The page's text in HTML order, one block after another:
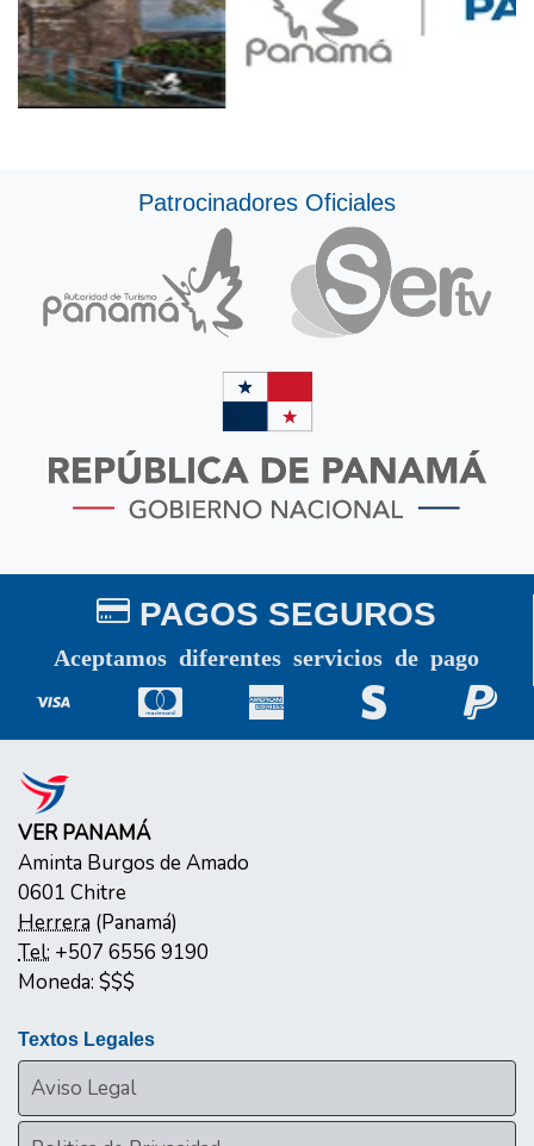
Patrocinadores Oficiales
PAGOS SEGUROS
Aceptamos diferentes servicios de pago
VER PANAMÁ
Aminta Burgos de Amado
0601 Chitre
Herrera (Panamá)
Tel: +507 6556 9190
Moneda: $$$
Textos Legales
Aviso Legal